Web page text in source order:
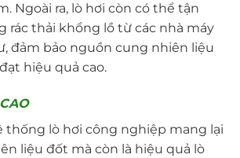
Ngoài ra, lò hơi còn có thể tận
rác thải khổng lồ từ các nhà máy
đảm bảo nguồn cung nhiên liệu
hiệu quả cao.
thống lò hơi công nghiệp mang lại
liệu đốt mà còn là hiệu quả lò